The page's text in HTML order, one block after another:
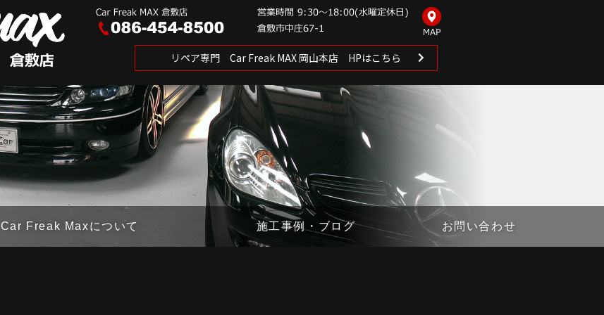
リペア専門 Car Freak MAX 岡山本店 HPはこちら
Car Freak Maxについて 施工事例・ブログ お問い合わせ